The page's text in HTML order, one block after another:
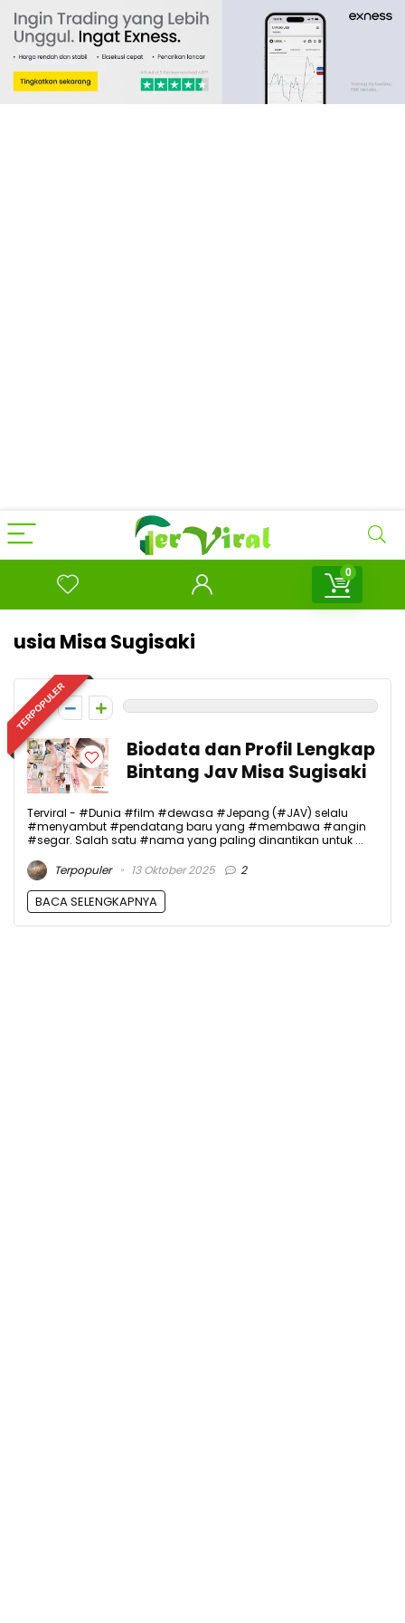
0
usia Misa Sugisaki
TERPOPULER
0
Biodata dan Profil Lengkap
Bintang Jav Misa Sugisaki
Terviral - #Dunia #film #dewasa #Jepang (#JAV) selalu
#menyambut #pendatang baru yang #membawa #angin
#segar. Salah satu #nama yang paling dinantikan untuk ...
Terpopuler
13 Oktober 2025 2
BACA SELENGKAPNYA